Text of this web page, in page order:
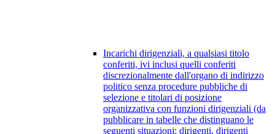
Incarichi dirigenziali, a qualsiasi titolo
conferiti, ivi inclusi quelli conferiti
discrezionalmente dall'organo di indirizzo
politico senza procedure pubbliche di
selezione e titolari di posizione
organizzativa con funzioni dirigenziali (da
pubblicare in tabelle che distinguano le
seguenti situazioni: dirigenti, dirigenti